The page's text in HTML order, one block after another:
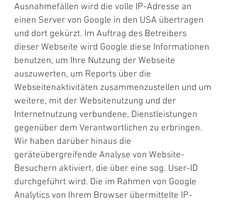
Ausnahmefällen wird die volle IP-Adresse an
einen Server von Google in den USA übertragen
und dort gekürzt. Im Auftrag des Betreibers
dieser Webseite wird Google diese Informationen
benutzen, um Ihre Nutzung der Webseite
auszuwerten, um Reports über die
Webseitenaktivitäten zusammenzustellen und um
weitere, mit der Websitenutzung und der
Internetnutzung verbundene, Dienstleistungen
gegenüber dem Verantwortlichen zu erbringen.
Wir haben darüber hinaus die
geräteübergreifende Analyse von Website-
Besuchern aktiviert, die über eine sog. User-ID
durchgeführt wird. Die im Rahmen von Google
Analytics von Ihrem Browser übermittelte IP-